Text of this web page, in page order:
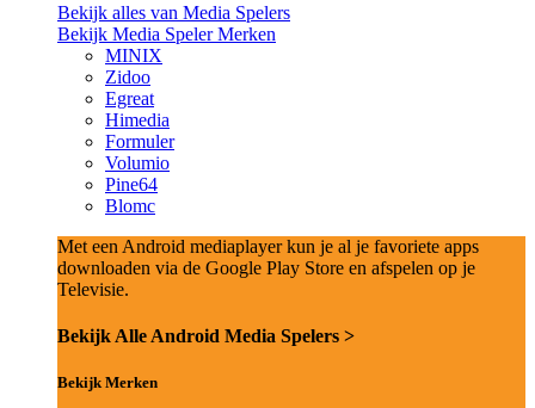
Bekijk alles van Media Spelers
Bekijk Media Speler Merken
MINIX
Zidoo
Egreat
Himedia
Formuler
Volumio
Pine64
Blomc
Met een Android mediaplayer kun je al je favoriete apps
downloaden via de Google Play Store en afspelen op je
Televisie.
Bekijk Alle Android Media Spelers >
Bekijk Merken